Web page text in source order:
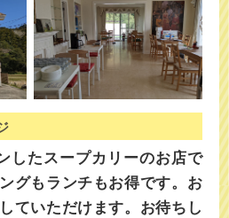
したスープカリーのお店で
グもランチもお得です。お
ていただけます。お待ちし